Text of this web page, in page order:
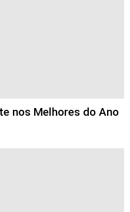
nos Melhores do Ano